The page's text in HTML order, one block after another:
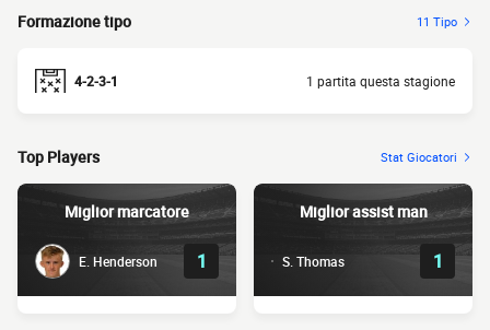
Formazione tipo 11 Tipo
4-2-3-1 1 partita questa stagione
Top Players Stat Giocatori
Miglior marcatore
E. Henderson 1
Miglior assist man
S. Thomas 1